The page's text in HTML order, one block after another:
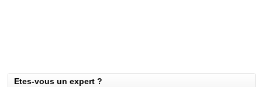
Etes-vous un expert ?